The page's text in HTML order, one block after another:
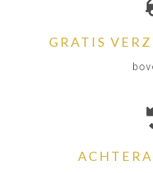
GRATIS